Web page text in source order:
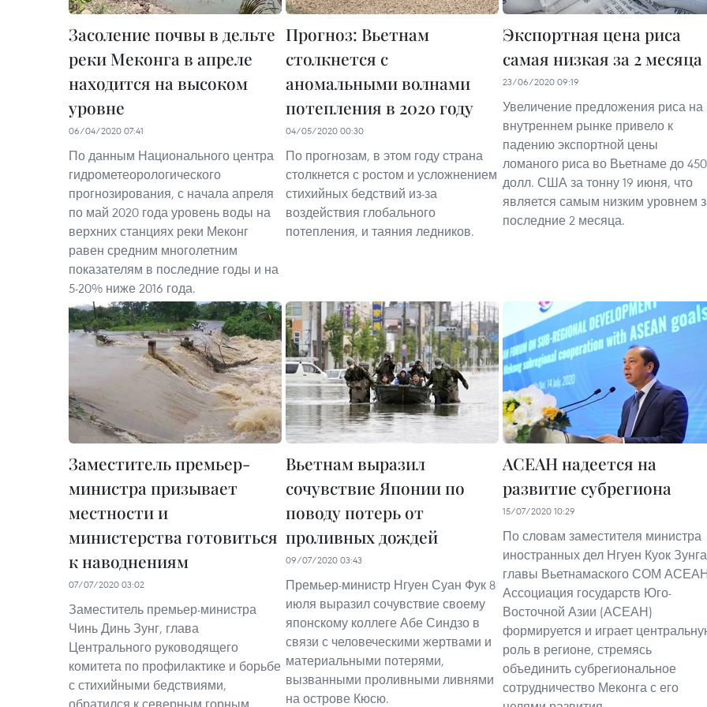
Засоление почвы в дельте
реки Меконга в апреле
находится на высоком
уровне
06/04/2020 07:41
По данным Национального центра
гидрометеорологического
прогнозирования, с начала апреля
по май 2020 года уровень воды на
верхних станциях реки Меконг
равен средним многолетним
показателям в последние годы и на
5-20% ниже 2016 года.
Прогноз: Вьетнам
столкнется с
аномальными волнами
потепления в 2020 году
04/05/2020 00:30
По прогнозам, в этом году страна
столкнется с ростом и усложнением
стихийных бедствий из-за
воздействия глобального
потепления, и таяния ледников.
Экспортная цена риса
самая низкая за 2 месяца
23/06/2020 09:19
Увеличение предложения риса на
внутреннем рынке привело к
падению экспортной цены
ломаного риса во Вьетнаме до 450
долл. США за тонну 19 июня, что
является самым низким уровнем
последние 2 месяца.
Заместитель премьер-
министра призывает
местности и
министерства готовиться
к наводнениям
07/07/2020 03:02
Заместитель премьер-министра
Чинь Динь Зунг, глава
Центрального руководящего
комитета по профилактике и борьбе
с стихийными бедствиями,
обратился к северным горным
Вьетнам выразил
сочувствие Японии по
поводу потерь от
проливных дождей
09/07/2020 03:43
Премьер-министр Нгуен Суан Фук 8
июля выразил сочувствие своему
японскому коллеге Абе Синдзо в
связи с человеческими жертвами и
материальными потерями,
вызванными проливными ливнями
на острове Кюсю.
АСЕАН надеется на
развитие субрегиона
15/07/2020 10:29
По словам заместителя министра
иностранных дел Нгуен Куок
главы Вьетнамаского СОМ
Ассоциация государств Юго-
Восточной Азии (АСЕАН)
формируется и играет
роль в регионе, стремясь
объединить субрегиональное
сотрудничество Меконга с его